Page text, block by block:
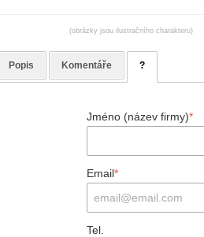
(obrázky jsou ilustračního charakteru)
Popis Komentáře ?
Jméno (název firmy)*
Email*
Tel.